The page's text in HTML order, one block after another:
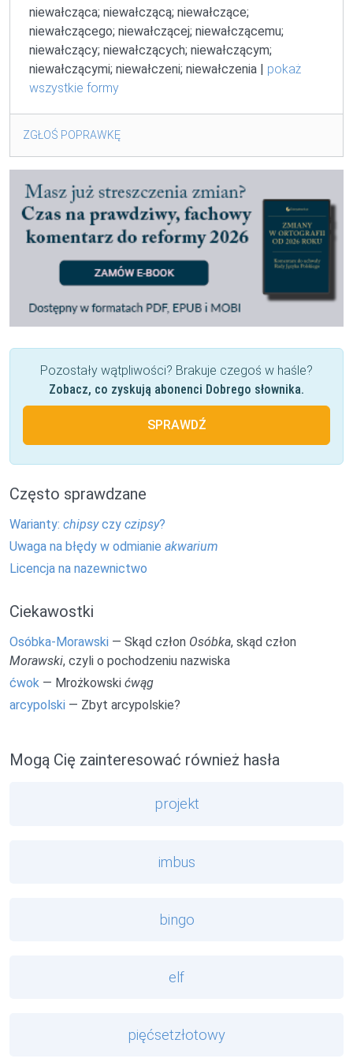
niewałcząca; niewałczącą; niewałczące;
niewałczącego; niewałczącej; niewałczącemu;
niewałczący; niewałczących; niewałczącym;
niewałczącymi; niewałczeni; niewałczenia | pokaż
wszystkie formy
ZGŁOŚ POPRAWKĘ
Pozostały wątpliwości? Brakuje czegoś w haśle?
Zobacz, co zyskują abonenci Dobrego słownika.
SPRAWDŹ
Często sprawdzane
Warianty: chipsyczy czipsy?
Uwaga na błędy w odmianie akwarium
Licencja na nazewnictwo
Ciekawostki
Osóbka-Morawski — Skąd człon Osóbka, skąd człon
Morawski, czyli o pochodzeniu nazwiska
ćwok — Mrożkowski ćwąg
arcypolski — Zbyt arcypolskie?
Mogą Cię zainteresować również hasła
projekt
imbus
bingo
elf
pięćsetzłotowy